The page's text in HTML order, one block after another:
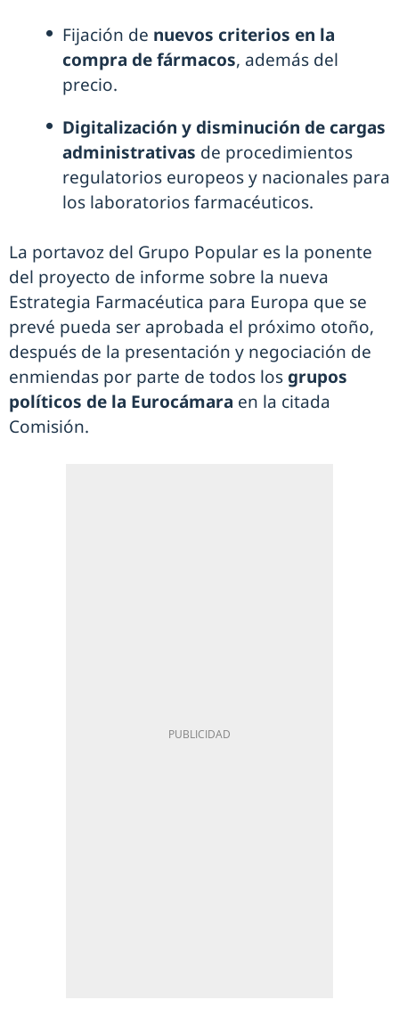
Fijación de nuevos criterios en la
compra de fármacos, además del
precio.
Digitalización y disminución de cargas
administrativas de procedimientos
regulatorios europeos y nacionales para
los laboratorios farmacéuticos.
La portavoz del Grupo Popular es la ponente
del proyecto de informe sobre la nueva
Estrategia Farmacéutica para Europa que se
prevé pueda ser aprobada el próximo otoño,
después de la presentación y negociación de
enmiendas por parte de todos los grupos
políticos de la Eurocámara en la citada
Comisión.